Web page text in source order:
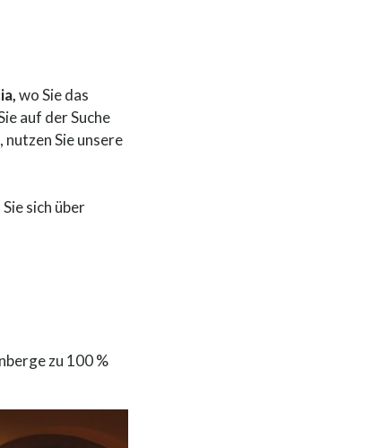
wo Sie das
auf der Suche
nutzen Sie unsere
sich über
zu 100 %